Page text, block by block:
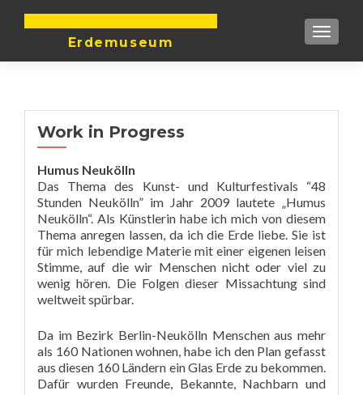
Erdemuseum
Work in Progress
Humus Neukölln
Das Thema des Kunst- und Kulturfestivals “48
Stunden Neukölln” im Jahr 2009 lautete „Humus
Neukölln“. Als Künstlerin habe ich mich von diesem
Thema anregen lassen, da ich die Erde liebe. Sie ist
für mich lebendige Materie mit einer eigenen leisen
Stimme, auf die wir Menschen nicht oder viel zu
wenig hören. Die Folgen dieser Missachtung sind
weltweit spürbar.
Da im Bezirk Berlin-Neukölln Menschen aus mehr
als 160 Nationen wohnen, habe ich den Plan gefasst
aus diesen 160 Ländern ein Glas Erde zu bekommen.
Dafür wurden Freunde, Bekannte, Nachbarn und